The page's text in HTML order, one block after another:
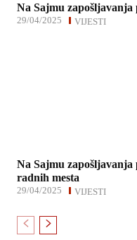
Na Sajmu zapošljavanja
VIJESTI
29/04/2025
Na Sajmu zapošljavanja
radnih mesta
VIJESTI
29/04/2025